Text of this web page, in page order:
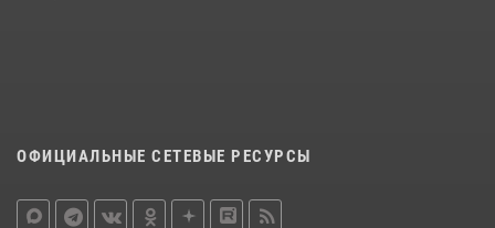
ОФИЦИАЛЬНЫЕ СЕТЕВЫЕ РЕСУРСЫ